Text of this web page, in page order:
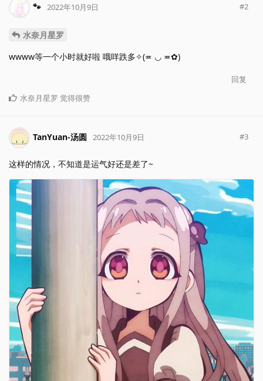
🐾 2022年10月9日 #2
水奈月星罗
wwww等一个小时就好啦 哦咩跌多✧(≖ ◡ ≖✿)
回复
水奈月星罗 觉得很赞
TanYuan-汤圆 2022年10月9日 #3
这样的情况，不知道是运气好还是差了~